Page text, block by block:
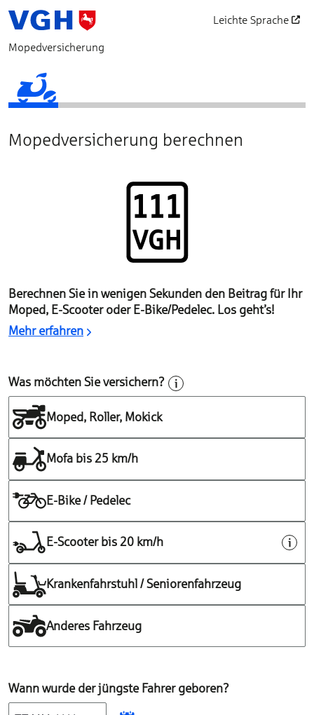
Leichte Sprache
Mopedversicherung
FahrzeugdatenProduktauswahlPersönliche Angaben
BetreuungVertragsgrundlagen
Abschluss
Mopedversicherung berechnen
Berechnen Sie in wenigen Sekunden den Beitrag für Ihr
Moped, E-Scooter oder E-Bike/Pedelec. Los geht’s!
Mehr erfahren
Was möchten Sie versichern?
Moped, Roller, Mokick
Mofa bis 25 km/h
E-Bike / Pedelec
E-Scooter bis 20 km/h
Krankenfahrstuhl / Seniorenfahrzeug
Anderes Fahrzeug
Wann wurde der jüngste Fahrer geboren?